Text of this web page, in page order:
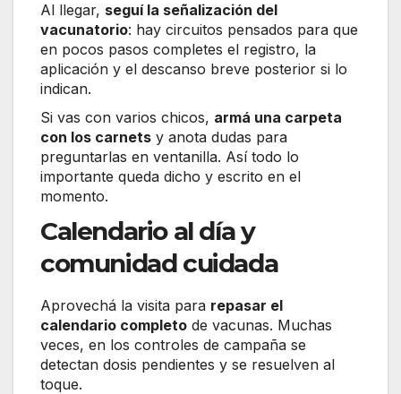
Al llegar, seguí la señalización del
vacunatorio: hay circuitos pensados para que
en pocos pasos completes el registro, la
aplicación y el descanso breve posterior si lo
indican.
Si vas con varios chicos, armá una carpeta
con los carnets y anota dudas para
preguntarlas en ventanilla. Así todo lo
importante queda dicho y escrito en el
momento.
Calendario al día y
comunidad cuidada
Aprovechá la visita para repasar el
calendario completo de vacunas. Muchas
veces, en los controles de campaña se
detectan dosis pendientes y se resuelven al
toque.